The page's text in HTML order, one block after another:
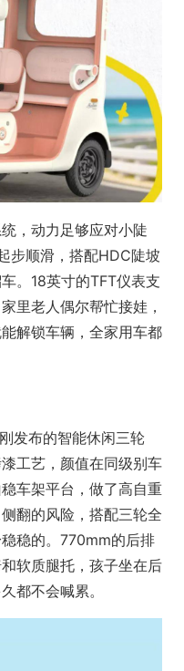
，动力足够应对小陡
步顺滑，搭配HDC陡坡
。18英寸的TFT仪表支
里老人偶尔帮忙接娃，
解锁车辆，全家用车都
发布的智能休闲三轮
工艺，颜值在同级别车
车架平台，做了高自重
翻的风险，搭配三轮全
稳的。770mm的后排
软质腿托，孩子坐在后
都不会喊累。